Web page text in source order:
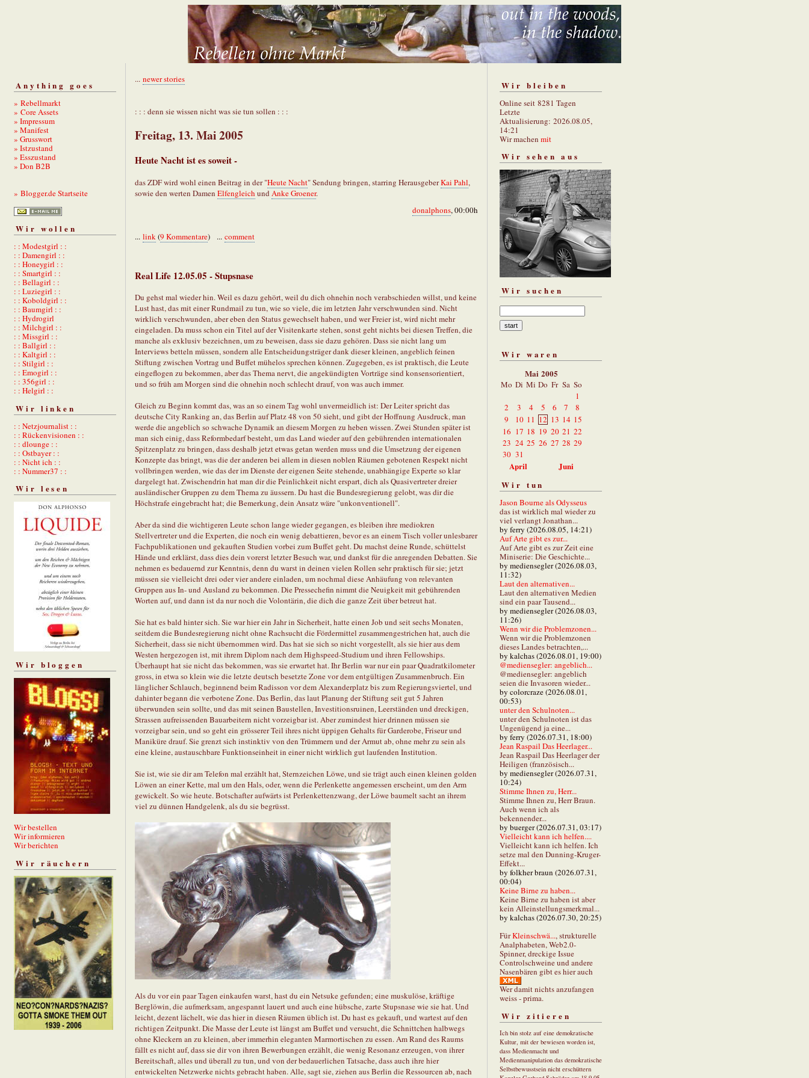
Anything goes
» Rebellmarkt
» Core Assets
» Impressum
» Manifest
» Grusswort
» Istzustand
» Esszustand
» Don B2B
» Blogger.de Startseite
Wir wollen
: : Modestgirl : :
: : Damengirl : :
: : Honeygirl : :
: : Smartgirl : :
: : Bellagirl : :
: : Luziegirl : :
: : Koboldgirl : :
: : Baumgirl : :
: : Hydrogirl
: : Milchgirl : :
: : Missgirl : :
: : Ballgirl : :
: : Kaltgirl : :
: : Stilgirl : :
: : Emogirl : :
: : 356girl : :
: : Helgirl : :
Wir linken
: : Netzjournalist : :
: : Rückenvisionen : :
: : dlounge : :
: : Ostbayer : :
: : Nicht ich : :
: : Nummer37 : :
Wir lesen
Wir bloggen
Wir bestellen
Wir informieren
Wir berichten
Wir räuchern
... newer stories
: : : denn sie wissen nicht was sie tun sollen : : :
Freitag, 13. Mai 2005
Heute Nacht ist es soweit -
das ZDF wird wohl einen Beitrag in der "Heute Nacht" Sendung bringen, starring HerausgeberKai Pahl,
sowie den werten Damen Elfengleich und Anke Groener.
donalphons, 00:00h
... link (9 Kommentare) ... comment
Real Life 12.05.05 - Stupsnase
Du gehst mal wieder hin. Weil es dazu gehört, weil du dich ohnehin noch verabschieden willst, und keine
Lust hast, das mit einer Rundmail zu tun, wie so viele, die im letzten Jahr verschwunden sind. Nicht
wirklich verschwunden, aber eben den Status gewechselt haben, und wer Freier ist, wird nicht mehr
eingeladen. Da muss schon ein Titel auf der Visitenkarte stehen, sonst geht nichts bei diesen Treffen, die
manche als exklusiv bezeichnen, um zu beweisen, dass sie dazu gehören. Dass sie nicht lang um
Interviews betteln müssen, sondern alle Entscheidungsträger dank dieser kleinen, angeblich feinen
Stiftung zwischen Vortrag und Buffet mühelos sprechen können. Zugegeben, es ist praktisch, die Leute
eingeflogen zu bekommen, aber das Thema nervt, die angekündigten Vorträge sind konsensorientiert,
und so früh am Morgen sind die ohnehin noch schlecht drauf, von was auch immer.
Gleich zu Beginn kommt das, was an so einem Tag wohl unvermeidlich ist: Der Leiter spricht das
deutsche City Ranking an, das Berlin auf Platz 48 von 50 sieht, und gibt der Hoffnung Ausdruck, man
werde die angeblich so schwache Dynamik an diesem Morgen zu heben wissen. Zwei Stunden später ist
man sich einig, dass Reformbedarf besteht, um das Land wieder auf den gebührenden internationalen
Spitzenplatz zu bringen, dass deshalb jetzt etwas getan werden muss und die Umsetzung der eigenen
Konzepte das bringt, was die der anderen bei allem in diesen noblen Räumen gebotenen Respekt nicht
vollbringen werden, wie das der im Dienste der eigenen Seite stehende, unabhängige Experte so klar
dargelegt hat. Zwischendrin hat man dir die Peinlichkeit nicht erspart, dich als Quasivertreter dreier
ausländischer Gruppen zu dem Thema zu äussern. Du hast die Bundesregierung gelobt, was dir die
Höchstrafe eingebracht hat; die Bemerkung, dein Ansatz wäre "unkonventionell".
Aber da sind die wichtigeren Leute schon lange wieder gegangen, es bleiben ihre mediokren
Stellvertreter und die Experten, die noch ein wenig debattieren, bevor es an einem Tisch voller unlesbarer
Fachpublikationen und gekauften Studien vorbei zum Buffet geht. Du machst deine Runde, schüttelst
Hände und erklärst, dass dies dein vorerst letzter Besuch war, und dankst für die anregenden Debatten. Sie
nehmen es bedauernd zur Kenntnis, denn du warst in deinen vielen Rollen sehr praktisch für sie; jetzt
müssen sie vielleicht drei oder vier andere einladen, um nochmal diese Anhäufung von relevanten
Gruppen aus In- und Ausland zu bekommen. Die Pressechefin nimmt die Neuigkeit mit gebührenden
Worten auf, und dann ist da nur noch die Volontärin, die dich die ganze Zeit über betreut hat.
Sie hat es bald hinter sich. Sie war hier ein Jahr in Sicherheit, hatte einen Job und seit sechs Monaten,
seitdem die Bundesregierung nicht ohne Rachsucht die Fördermittel zusammengestrichen hat, auch die
Sicherheit, dass sie nicht übernommen wird. Das hat sie sich so nicht vorgestellt, als sie hier aus dem
Westen hergezogen ist, mit ihrem Diplom nach dem Highspeed-Studium und ihren Fellowships.
Überhaupt hat sie nicht das bekommen, was sie erwartet hat. Ihr Berlin war nur ein paar Quadratkilometer
gross, in etwa so klein wie die letzte deutsch besetzte Zone vor dem entgültigen Zusammenbruch. Ein
länglicher Schlauch, beginnend beim Radisson vor dem Alexanderplatz bis zum Regierungsviertel, und
dahinter begann die verbotene Zone. Das Berlin, das laut Planung der Stiftung seit gut 5 Jahren
überwunden sein sollte, und das mit seinen Baustellen, Investitionsruinen, Leerständen und dreckigen,
Strassen aufreissenden Bauarbeitern nicht vorzeigbar ist. Aber zumindest hier drinnen müssen sie
vorzeigbar sein, und so geht ein grösserer Teil ihres nicht üppigen Gehalts für Garderobe, Friseur und
Maniküre drauf. Sie grenzt sich instinktiv von den Trümmern und der Armut ab, ohne mehr zu sein als
eine kleine, austauschbare Funktionseinheit in einer nicht wirklich gut laufenden Institution.
Sie ist, wie sie dir am Telefon mal erzählt hat, Sternzeichen Löwe, und sie trägt auch einen kleinen golden
Löwen an einer Kette, mal um den Hals, oder, wenn die Perlenkette angemessen erscheint, um den Arm
gewickelt. So wie heute. Botschafter aufwärts ist Perlenkettenzwang, der Löwe baumelt sacht an ihrem
viel zu dünnen Handgelenk, als du sie begrüsst.
Als du vor ein paar Tagen einkaufen warst, hast du ein Netsuke gefunden; eine muskulöse, kräftige
Berglöwin, die aufmerksam, angespannt lauert und auch eine hübsche, zarte Stupsnase wie sie hat. Und
leicht, dezent lächelt, wie das hier in diesen Räumen üblich ist. Du hast es gekauft, und wartest auf den
richtigen Zeitpunkt. Die Masse der Leute ist längst am Buffet und versucht, die Schnittchen halbwegs
ohne Kleckern an zu kleinen, aber immerhin eleganten Marmortischen zu essen. Am Rand des Raums
fällt es nicht auf, dass sie dir von ihren Bewerbungen erzählt, die wenig Resonanz erzeugen, von ihrer
Bereitschaft, alles und überall zu tun, und von der bedauerlichen Tatsache, dass auch ihre hier
entwickelten Netzwerke nichts gebracht haben. Alle, sagt sie, ziehen aus Berlin die Ressourcen ab, nach
Wir bleiben
Online seit 8281 Tagen
Letzte
Aktualisierung: 2026.08.05,
14:21
Wir machen mit
Wir sehen aus
Wir suchen
Wir waren
Mai 2005
Mo Di Mi Do Fr Sa So
1
2
3 4 5 6 7
8
9
10 11 12 13 14 15
16 17 18 19 20 21 22
23 24 25 26 27 28 29
30 31
April
Juni
Wir tun
Jason Bourne als Odysseus
das ist wirklich mal wieder zu
viel verlangt Jonathan...
by ferry (2026.08.05, 14:21)
Auf Arte gibt es zur...
Auf Arte gibt es zur Zeit eine
Miniserie: Die Geschichte...
by mediensegler (2026.08.03,
11:32)
Laut den alternativen...
Laut den alternativen Medien
sind ein paar Tausend...
by mediensegler (2026.08.03,
11:26)
Wenn wir die Problemzonen...
Wenn wir die Problemzonen
dieses Landes betrachten,...
by kalchas (2026.08.01, 19:00)
@mediensegler: angeblich...
@mediensegler: angeblich
seien die Invasoren wieder...
by colorcraze (2026.08.01,
00:53)
unter den Schulnoten...
unter den Schulnoten ist das
Ungenügend ja eine...
by ferry (2026.07.31, 18:00)
Jean Raspail Das Heerlager...
Jean Raspail Das Heerlager der
Heiligen (französisch...
by mediensegler (2026.07.31,
10:24)
Stimme Ihnen zu, Herr...
Stimme Ihnen zu, Herr Braun.
Auch wenn ich als
bekennender...
by buerger (2026.07.31, 03:17)
Vielleicht kann ich helfen....
Vielleicht kann ich helfen. Ich
setze mal den Dunning-Kruger-
Effekt...
by folkher braun (2026.07.31,
00:04)
Keine Birne zu haben...
Keine Birne zu haben ist aber
kein Alleinstellungsmerkmal...
by kalchas (2026.07.30, 20:25)
FürKleinschwä..., strukturelle
Analphabeten, Web2.0-
Spinner, dreckige Issue
Controlschweine und andere
Nasenbären gibt es hier auch
Wer damit nichts anzufangen
weiss - prima.
Wir zitieren
Ich bin stolz auf eine demokratische
Kultur, mit der bewiesen worden ist,
dass Medienmacht und
Medienmanipulation das demokratische
Selbstbewusstsein nicht erschüttern